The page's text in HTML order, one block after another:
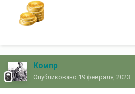
Компр
Опубликовано 19 февраля, 2023